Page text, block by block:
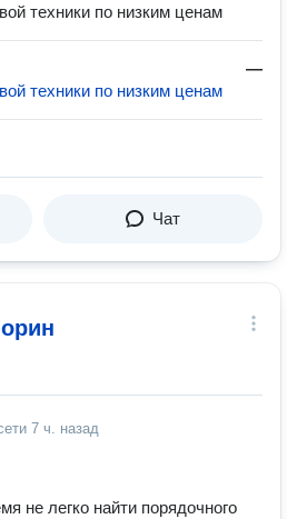
техники по низким ценам
—
техники по низким ценам
Чат
7 ч. назад
не легко найти порядочного